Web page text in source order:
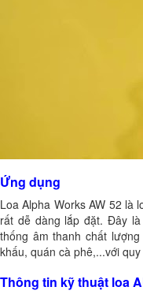
Ứng dụng
Loa Alpha Works AW 52 là
rất dễ dàng lắp đặt. Đây
thống âm thanh chất
khấu, quán cà phê,...với
Thông tin kỹ thuật loa